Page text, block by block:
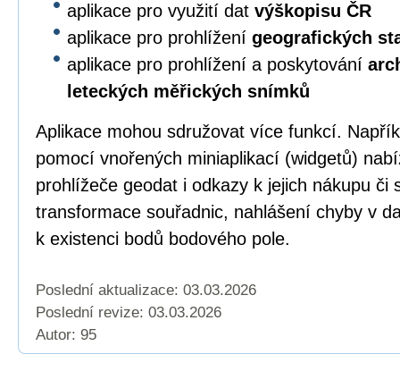
aplikace pro využití dat výškopisu ČR
aplikace pro prohlížení geografických
aplikace pro prohlížení a poskytování
leteckých měřických snímků
Aplikace mohou sdružovat více funkcí.
pomocí vnořených miniaplikací (widgetů)
prohlížeče geodat i odkazy k jejich nákupu či
transformace souřadnic, nahlášení chyby v
k existenci bodů bodového pole.
Poslední aktualizace: 03.03.2026
Poslední revize: 03.03.2026
Autor: 95